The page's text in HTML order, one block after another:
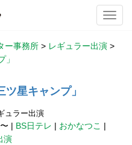
ー事務所 > レギュラー出演 >
星キャンプ」
ュラー出演
| BS日テレ | おかなつこ |
演